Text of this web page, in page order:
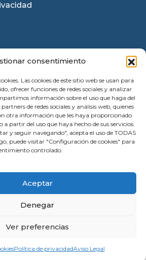
consentimiento
Las cookies de este sitio web se usan para
ofrecer funciones de redes sociales y analizar
información sobre el uso que haga del
de redes sociales y análisis web, quienes
otra información que les haya proporcionado
a partir del uso que haya hecho de sus servicios.
y seguir navegando", acepta el uso de TODAS
puede visitar "Configuración de cookies" para
controlado.
Aceptar
Denegar
Ver preferencias
Política de privacidadAviso Legal
Puertas Garaje Valencia |
| All Rights Reserved
a través de WhatsApp